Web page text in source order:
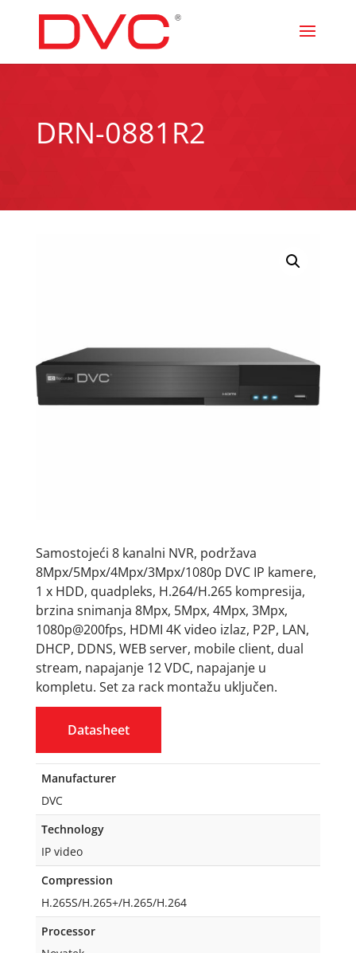
DRN-0881R2
Samostojeći 8 kanalni NVR, podržava
8Mpx/5Mpx/4Mpx/3Mpx/1080p DVC IP kamere,
1 x HDD, quadpleks, H.264/H.265 kompresija,
brzina snimanja 8Mpx, 5Mpx, 4Mpx, 3Mpx,
1080p@200fps, HDMI 4K video izlaz, P2P, LAN,
DHCP, DDNS, WEB server, mobile client, dual
stream, napajanje 12 VDC, napajanje u
kompletu. Set za rack montažu uključen.
Datasheet
Manufacturer
DVC
Technology
IP video
Compression
H.265S/H.265+/H.265/H.264
Processor